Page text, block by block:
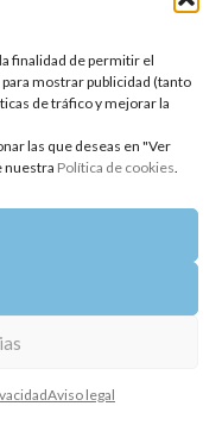
finalidad de permitir el
para mostrar publicidad (tanto
de tráfico y mejorar la
las que deseas en "Ver
nuestra Política de cookies.
Aviso legal
Política de cookies